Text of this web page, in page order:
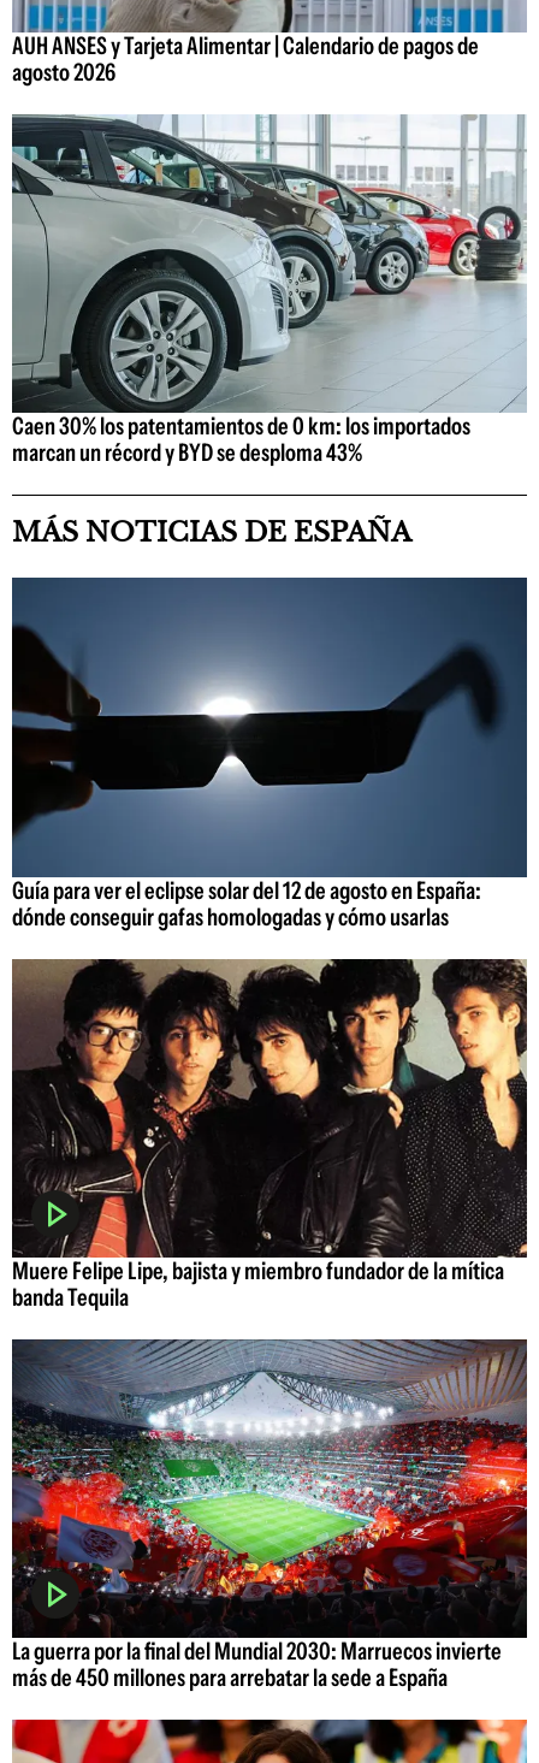
AUH ANSES y Tarjeta Alimentar | Calendario de pagos de
agosto 2026
Caen 30% los patentamientos de 0 km: los importados
marcan un récord y BYD se desploma 43%
MÁS NOTICIAS DE ESPAÑA
Guía para ver el eclipse solar del 12 de agosto en España:
dónde conseguir gafas homologadas y cómo usarlas
Muere Felipe Lipe, bajista y miembro fundador de la mítica
banda Tequila
La guerra por la final del Mundial 2030: Marruecos invierte
más de 450 millones para arrebatar la sede a España